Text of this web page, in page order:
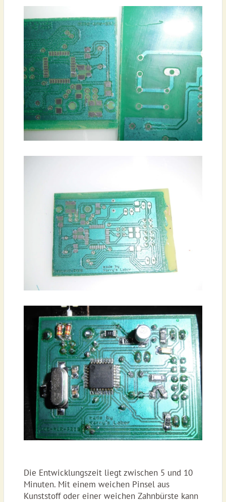
Die Entwicklungszeit liegt zwischen 5 und 10
Minuten. Mit einem weichen Pinsel aus
Kunststoff oder einer weichen Zahnbürste kann